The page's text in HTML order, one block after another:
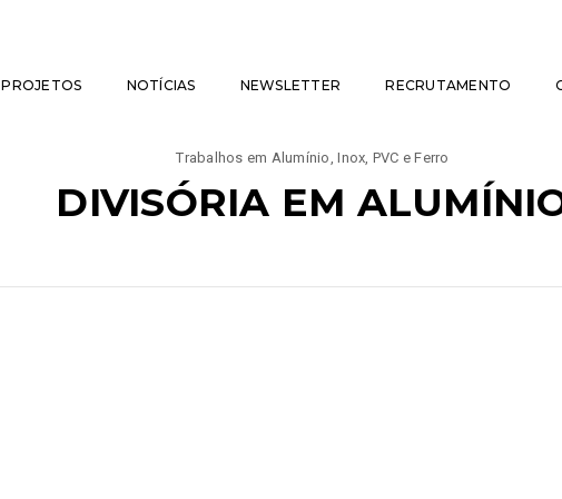
PROJETOS NOTÍCIAS NEWSLETTER RECRUTAMENTO
Trabalhos em Alumínio, Inox, PVC e Ferro
DIVISÓRIA EM